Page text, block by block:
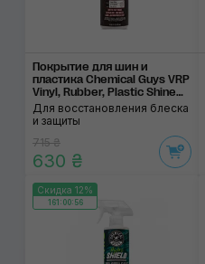
Покрытие для шин и
пластика Chemical Guys VRP
Vinyl, Rubber, Plastic Shine
And Protectant
Для восстановления блеска
и защиты
715 ₴
630 ₴
Скидка 12%
161:00:56